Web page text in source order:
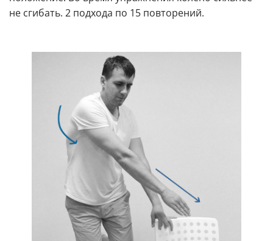
не сгибать. 2 подхода по 15 повторений.